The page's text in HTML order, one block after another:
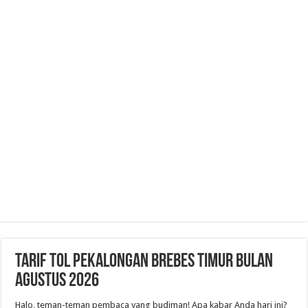
Tarif Tol Pekalongan Brebes Timur Bulan
Agustus 2026
Halo, teman-teman pembaca yang budiman! Apa kabar Anda hari ini?